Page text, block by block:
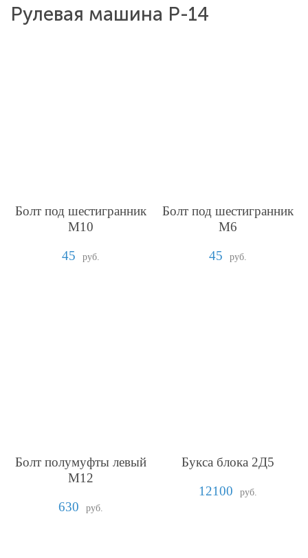
Рулевая машина Р-14
Болт под шестигранник
М10
45
руб.
Болт под шестигранник
М6
45
руб.
Болт полумуфты левый
М12
630
руб.
Букса блока 2Д5
12100
руб.